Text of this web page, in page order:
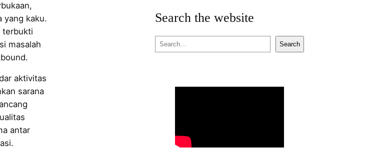
yang kaku.
terbukti
masalah
aktivitas
sarana
antar
Search the website
S
e
Search